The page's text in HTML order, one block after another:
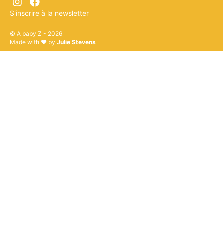
S'inscrire à la newsletter
© A baby Z - 2026
Made with ♥ by Julie Stevens